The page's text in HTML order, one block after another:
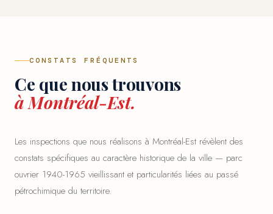
CONSTATS FRÉQUENTS
Ce que nous trouvons
à Montréal-Est.
Les inspections que nous réalisons à Montréal-Est révèlent des
constats spécifiques au caractère historique de la ville — parc
ouvrier 1940-1965 vieillissant et particularités liées au passé
pétrochimique du territoire.